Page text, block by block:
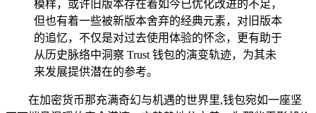
模样，或许旧版本存在着如今已优化改进的不足，
但也有着一些被新版本舍弃的经典元素，对旧版本
的追忆，不仅是对过去使用体验的怀念，更有助于
从历史脉络中洞察 Trust 钱包的演变轨迹，为其未
来发展提供潜在的参考。
在加密货币那充满奇幻与机遇的世界里,钱包宛如一座坚